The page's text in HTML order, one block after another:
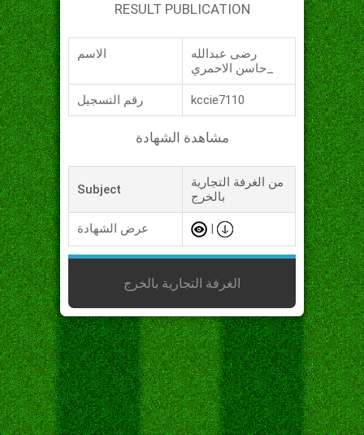
RESULT PUBLICATION
الاسم
رضى عبدالله
رقم التسجيل kccie7110
مشاهدة الشهادة
Subject
من الغرفة التجارية
بالخرج
عرض الشهادة
الغرفة التجارية بالخرج